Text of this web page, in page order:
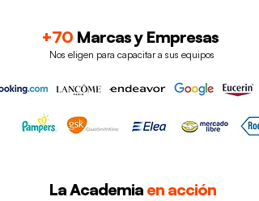
+70 Marcas y Empresas
Nos eligen para capacitar a sus equipos
La Academia en acción